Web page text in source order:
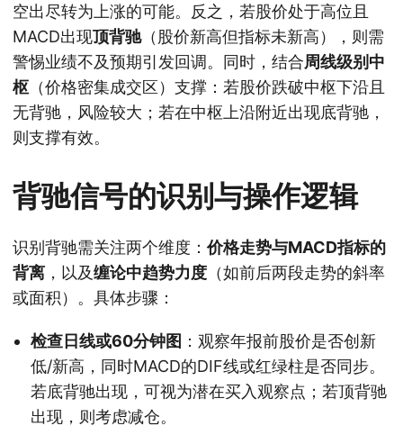
空出尽转为上涨的可能。反之，若股价处于高位且
MACD出现顶背驰（股价新高但指标未新高），则需
警惕业绩不及预期引发回调。同时，结合周线级别中
枢 （价格密集成交区）支撑：若股价跌破中枢下沿且
无背驰，风险较大；若在中枢上沿附近出现底背驰，
则支撑有效。
背驰信号的识别与操作逻辑
识别背驰需关注两个维度： 价格走势与MACD指标的
背离 ，以及缠论中趋势力度 （如前后两段走势的斜率
或面积）。具体步骤：
检查日线或60分钟图 ：观察年报前股价是否创新
低/新高，同时MACD的DIF线或红绿柱是否同步。
若底背驰出现，可视为潜在买入观察点；若顶背驰
出现，则考虑减仓。